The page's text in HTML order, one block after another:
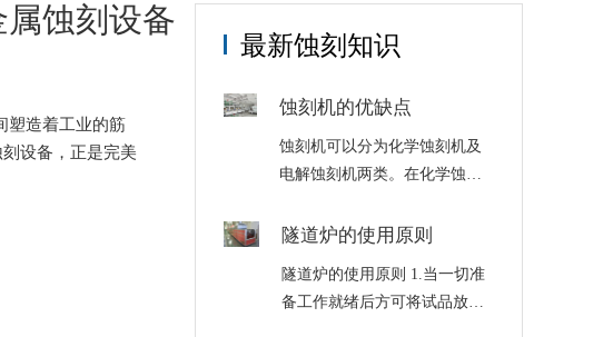
蚀刻设备
塑造着工业的筋
设备，正是完美
最新蚀刻知识
蚀刻机的优缺点
蚀刻机可以分为化学蚀刻机及
电解蚀刻机两类。在化学蚀刻
反应以达到蚀刻的目的，化学
物理撞击作用而移除的技术。
电蚀刻是利用金属在以自来水
隧道炉的使用原则
隧道炉的使用原则 1.当一切准
备工作就绪后方可将试品放入